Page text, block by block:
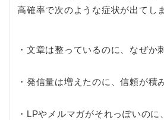
高確率で次のような症状が出てし
・文章は整っているのに、なぜか
・発信量は増えたのに、信頼が積
・LPやメルマガがそれっぽいのに